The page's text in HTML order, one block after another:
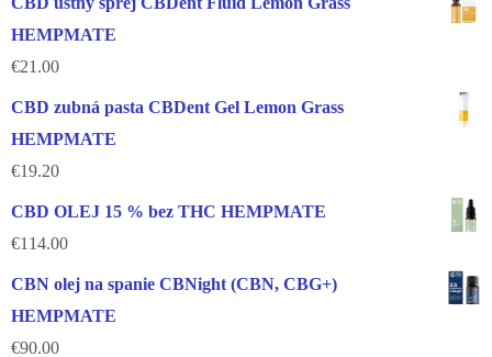
HEMPMATE
€21.00
CBD zubná pasta CBDent Gel Lemon Grass
HEMPMATE
€19.20
CBD OLEJ 15 % bez THC HEMPMATE
€114.00
CBN olej na spanie CBNight (CBN, CBG+)
HEMPMATE
€90.00